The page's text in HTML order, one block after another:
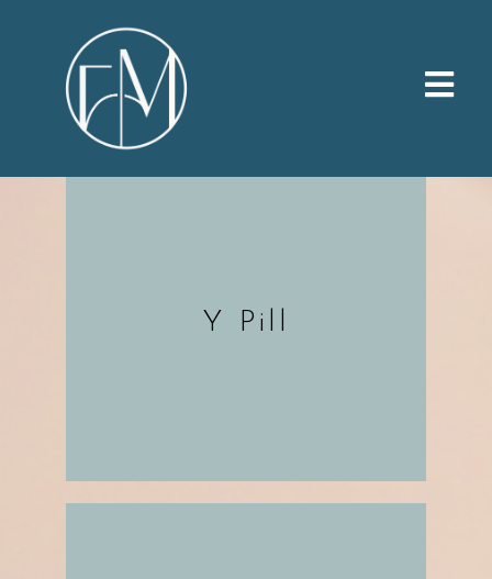
Tratamentos Estéticos
Y Pill